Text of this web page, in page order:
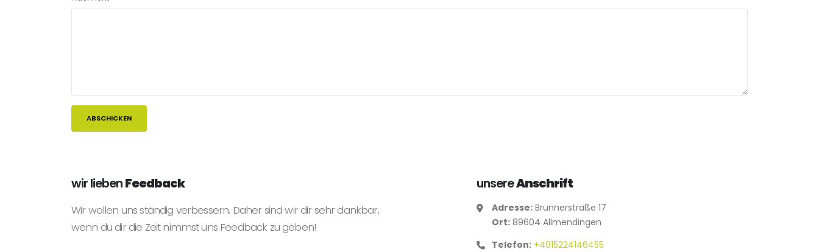
wir liebenFeedback
Wir wollen uns ständig verbessern. Daher sind wir dir sehr dankbar,
wenn du dir die Zeit nimmst uns Feedback zu geben!
unsereAnschrift
Adresse: Brunnerstraße 17
Ort: 89604 Allmendingen
Telefon: +4915224146455